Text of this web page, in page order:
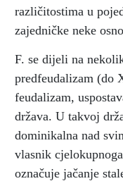
različitostima u
zajedničke neke
F. se dijeli na
predfeudalizam (do
feudalizam,
država. U takvoj
dominikalna nad
vlasnik
označuje jačanje